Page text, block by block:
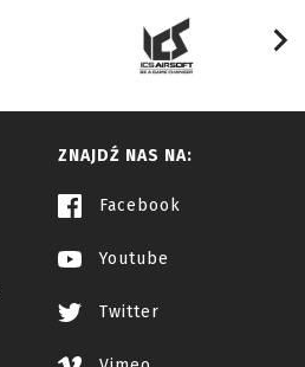
ZNAJDŹ NAS NA:
Facebook
Youtube
Twitter